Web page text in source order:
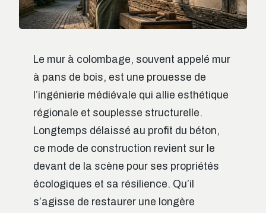
Le mur à colombage, souvent appelé mur
à pans de bois, est une prouesse de
l’ingénierie médiévale qui allie esthétique
régionale et souplesse structurelle.
Longtemps délaissé au profit du béton,
ce mode de construction revient sur le
devant de la scène pour ses propriétés
écologiques et sa résilience. Qu’il
s’agisse de restaurer une longère